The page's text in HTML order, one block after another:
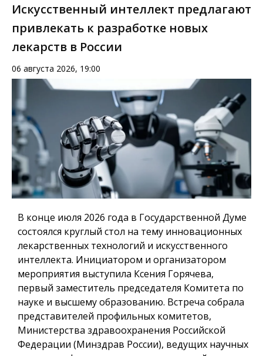
Искусственный интеллект предлагают
привлекать к разработке новых
лекарств в России
06 августа 2026, 19:00
В конце июля 2026 года в Государственной Думе
состоялся круглый стол на тему инновационных
лекарственных технологий и искусственного
интеллекта. Инициатором и организатором
мероприятия выступила Ксения Горячева,
первый заместитель председателя Комитета по
науке и высшему образованию. Встреча собрала
представителей профильных комитетов,
Министерства здравоохранения Российской
Федерации (Минздрав России), ведущих научных